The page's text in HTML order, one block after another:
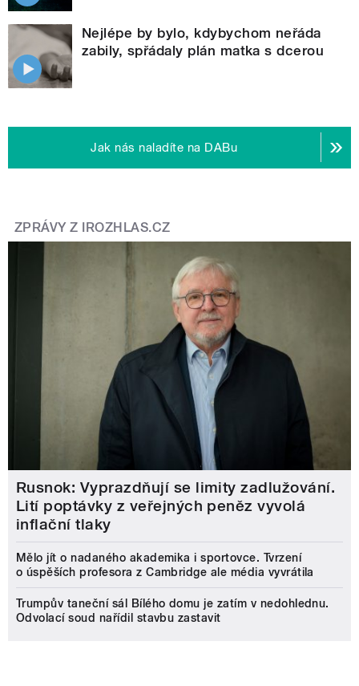
Nejlépe by bylo, kdybychom neřáda
zabily, spřádaly plán matka s dcerou
Jak nás naladíte na DABu
ZPRÁVY Z IROZHLAS.CZ
Rusnok: Vyprazdňují se limity zadlužování.
Lití poptávky z veřejných peněz vyvolá
inflační tlaky
Mělo jít o nadaného akademika i sportovce. Tvrzení
o úspěších profesora z Cambridge ale média vyvrátila
Trumpův taneční sál Bílého domu je zatím v nedohlednu.
Odvolací soud nařídil stavbu zastavit